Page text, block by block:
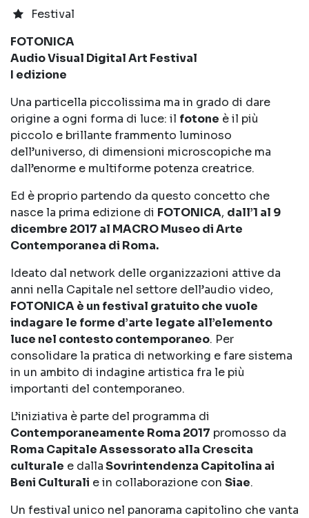
Festival
FOTONICA
Audio Visual Digital Art Festival
I edizione
Una particella piccolissima ma in grado di dare
origine a ogni forma di luce: il fotone è il più
piccolo e brillante frammento luminoso
dell’universo, di dimensioni microscopiche ma
dall’enorme e multiforme potenza creatrice.
Ed è proprio partendo da questo concetto che
nasce la prima edizione di FOTONICA, dall’1 al 9
dicembre 2017 al MACRO Museo di Arte
Contemporanea di Roma.
Ideato dal network delle organizzazioni attive da
anni nella Capitale nel settore dell’audio video,
FOTONICA è un festival gratuito che vuole
indagare le forme d’arte legate all’elemento
luce nel contesto contemporaneo. Per
consolidare la pratica di networking e fare sistema
in un ambito di indagine artistica fra le più
importanti del contemporaneo.
L’iniziativa è parte del programma di
Contemporaneamente Roma 2017 promosso da
Roma Capitale Assessorato alla Crescita
culturale e dallaSovrintendenza Capitolina ai
Beni Culturali e in collaborazione con Siae.
Un festival unico nel panorama capitolino che vanta